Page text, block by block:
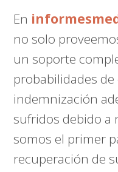
En
no solo
un soporte
probabilidades
indemnización
sufridos debido a
somos el primer
recuperación de